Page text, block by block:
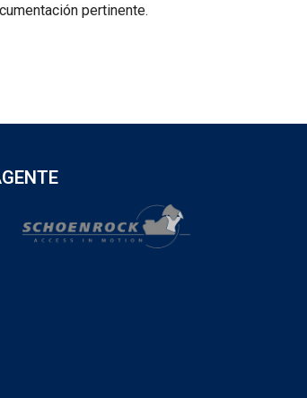
pertinente.